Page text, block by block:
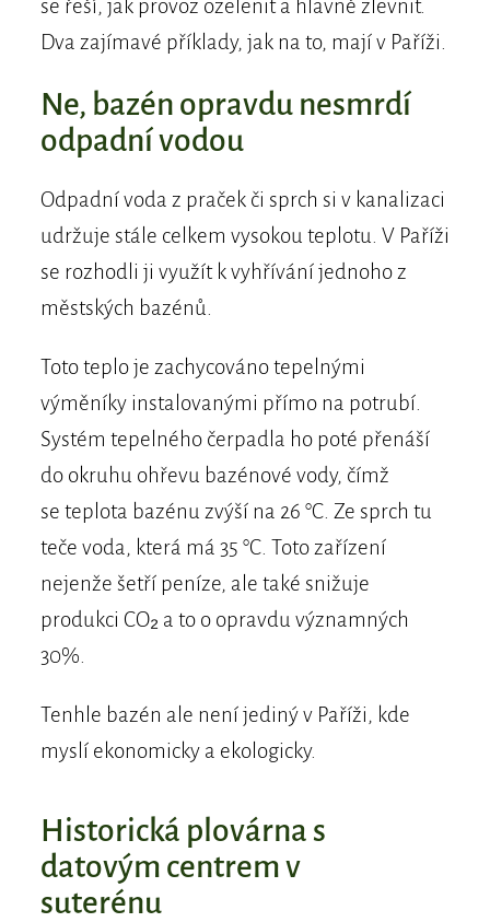
se řeší, jak provoz ozelenit a hlavně zlevnit.
Dva zajímavé příklady, jak na to, mají v Paříži.
Ne, bazén opravdu nesmrdí
odpadní vodou
Odpadní voda z praček či sprch si v kanalizaci
udržuje stále celkem vysokou teplotu. V Paříži
se rozhodli ji využít k vyhřívání jednoho z
městských bazénů.
Toto teplo je zachycováno tepelnými
výměníky instalovanými přímo na potrubí.
Systém tepelného čerpadla ho poté přenáší
do okruhu ohřevu bazénové vody, čímž
se teplota bazénu zvýší na 26 °C. Ze sprch tu
teče voda, která má 35 °C. Toto zařízení
nejenže šetří peníze, ale také snižuje
produkci CO₂ a to o opravdu významných
30%.
Tenhle bazén ale není jediný v Paříži, kde
myslí ekonomicky a ekologicky.
Historická plovárna s
datovým centrem v
suterénu